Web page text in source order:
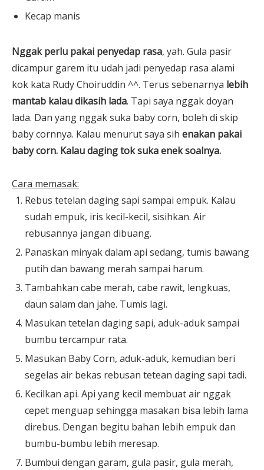
Kecap manis
Nggak perlu pakai penyedap rasa, yah. Gula pasir
dicampur garem itu udah jadi penyedap rasa alami
kok kata RudyChoiruddin ^^. Terus sebenarnya lebih
mantab kalau dikasih lada. Tapi saya nggak doyan
lada. Dan yang nggak suka baby corn, boleh di skip
baby cornnya. Kalau menurut saya sih enakan pakai
baby corn. Kalau daging tok suka enek soalnya.
Cara memasak:
Rebus tetelan daging sapi sampai empuk. Kalau
sudah empuk, iris kecil-kecil, sisihkan. Air
rebusannya jangan dibuang.
Panaskan minyak dalam api sedang, tumis bawang
putih dan bawang merah sampai harum.
Tambahkan cabe merah, cabe rawit, lengkuas,
daun salam dan jahe. Tumis lagi.
Masukan tetelan daging sapi, aduk-aduk sampai
bumbu tercampur rata.
Masukan Baby Corn, aduk-aduk, kemudian beri
segelas air bekas rebusan tetean daging sapi tadi.
Kecilkan api. Api yang kecil membuat air nggak
cepet menguap sehingga masakan bisa lebih lama
direbus. Dengan begitu bahan lebih empuk dan
bumbu-bumbu lebih meresap.
Bumbui dengan garam, gula pasir, gula merah,